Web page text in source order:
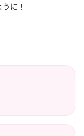
に！